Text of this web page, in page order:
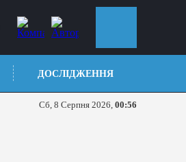
ДОСЛІДЖЕННЯ
Сб, 8 Серпня 2026, 00:56